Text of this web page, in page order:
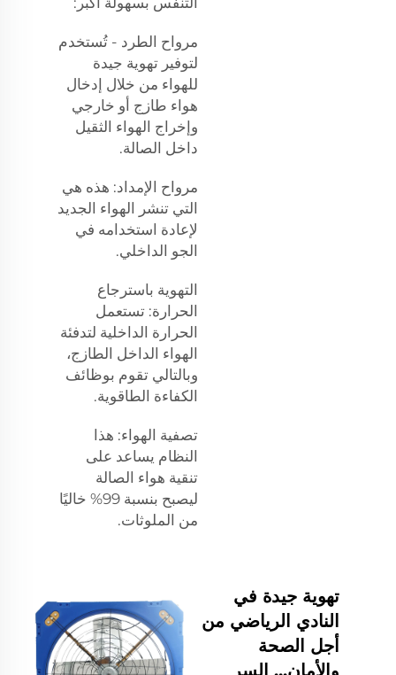
مرواح الطرد - تُستخدم
لتوفير تهوية جيدة
للهواء من خلال إدخال
هواء طازج أو خارجي
وإخراج الهواء الثقيل
داخل الصالة.
مرواح الإمداد: هذه هي
التي تنشر الهواء الجديد
لإعادة استخدامه في
الجو الداخلي.
التهوية باسترجاع
الحرارة: تستعمل
الحرارة الداخلية لتدفئة
الهواء الداخل الطازج،
وبالتالي تقوم بوظائف
الكفاءة الطاقوية.
تصفية الهواء: هذا
النظام يساعد على
تنقية هواء الصالة
ليصبح بنسبة 99% خاليًا
من الملوثات.
تهوية جيدة في
النادي الرياضي من
أجل الصحة
والأمان... السر